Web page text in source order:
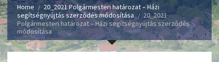
Home
20_2021 Polgármesteri határozat – Házi
segítségnyújtás szerződés módosítása
20_2021
Polgármesteri határozat – Házi segítségnyújtás szerződés
módosítása